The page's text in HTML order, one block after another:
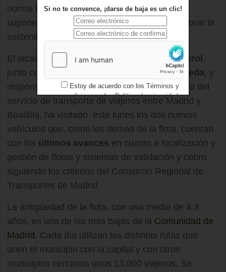
norma Euro 5 por lo que estos dos vehículos
suponen un paso más en el esfuerzo por mejorar la
sostenibilidad medioambiental.
El alcalde de Boadilla,Antonio González Terol ,
junto con el concejal de Movilidad,
Javier Úbeda, y
responsables deempresaBoadilla, operadora del
servicio de transporte de viajeros entre Madrid y
Boadilla, ha visitado este lunes los dos nuevos
vehículos que, como los demás de la flota, cuentan
con los últimos avances en cuanto a localización y
gestión de flotas y sistemas de validación y cobro,
siguiendo los criterios del Consorcio Regional de
Transportes de Madrid.
La antigüedad de la flota, con una media de 4,3
años, es una de las más bajas de la Comunidad de
Madrid . Cada día utilizan las distintas rutas que
unen el municipio con la capital y con otros
municipios cercanos unos 13.000 viajeros. Se
Si no te convence, ¡darse de baja es un clic!
Estoy de acuerdo con los Términos y
condicionesy losPolítica de privacidad